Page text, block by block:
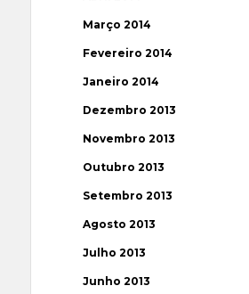
Março 2014
Fevereiro 2014
Janeiro 2014
Dezembro 2013
Novembro 2013
Outubro 2013
Setembro 2013
Agosto 2013
Julho 2013
Junho 2013